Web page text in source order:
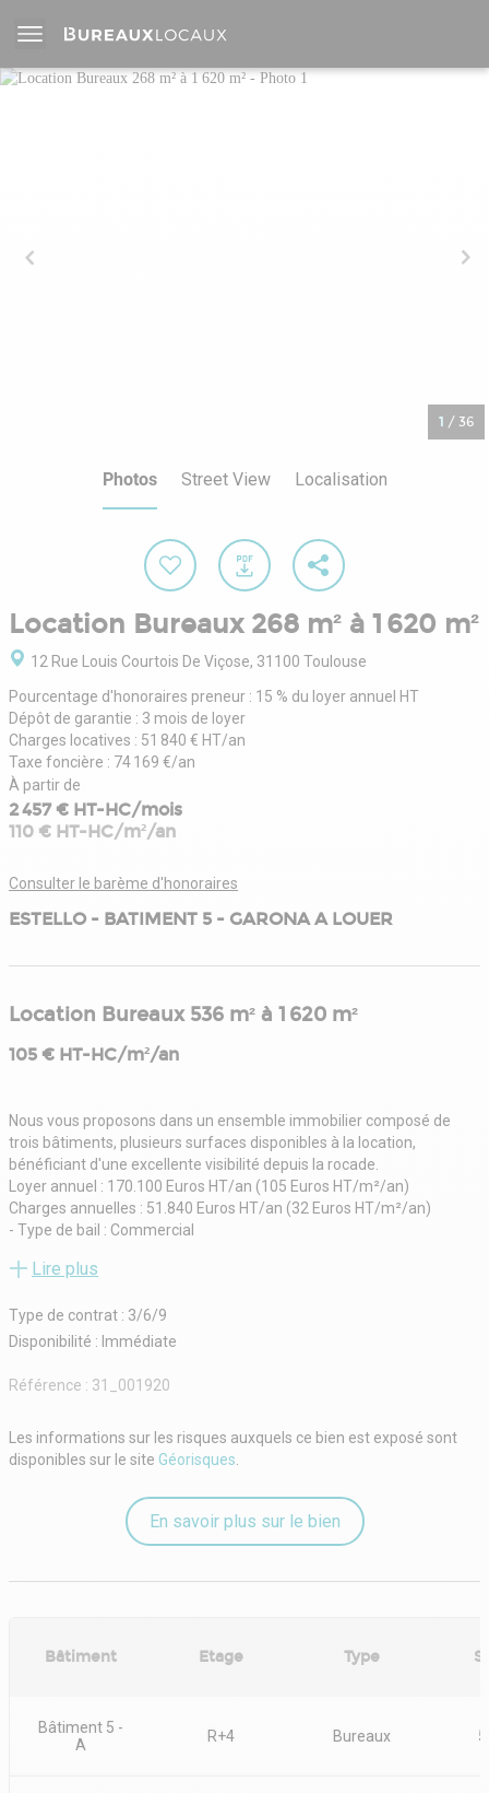
1 / 36
Photos Street View Localisation
Location Bureaux 268 m² à 1 620 m²
12 Rue Louis Courtois De Viçose, 31100 Toulouse
Pourcentage d'honoraires preneur : 15 % du loyer annuel HT
Dépôt de garantie : 3 mois de loyer
Charges locatives : 51 840 € HT/an
Taxe foncière : 74 169 €/an
À partir de
2 457 € HT-HC/mois
110 € HT-HC/m²/an
Consulter le barème d'honoraires
ESTELLO - BATIMENT 5 - GARONA A LOUER
Location Bureaux 536 m² à 1 620 m²
105 € HT-HC/m²/an
Nous vous proposons dans un ensemble immobilier composé de
trois bâtiments, plusieurs surfaces disponibles à la location,
bénéficiant d'une excellente visibilité depuis la rocade.
Loyer annuel : 170.100 Euros HT/an (105 Euros HT/m²/an)
Charges annuelles : 51.840 Euros HT/an (32 Euros HT/m²/an)
- Type de bail : Commercial
- Préavis : 6 mois
- Indice : ILAT
- Indexation : Annuelle, date prise effet
- Loyers et charges : Trimestriels et d'avance
Lire plus
Type de contrat : 3/6/9
Disponibilité : Immédiate
Référence : 31_001920
Les informations sur les risques auxquels ce bien est exposé sont
disponibles sur le site Géorisques.
En savoir plus sur le bien
Bâtiment Etage Type
Bâtiment 5 -
A
R+4 Bureaux